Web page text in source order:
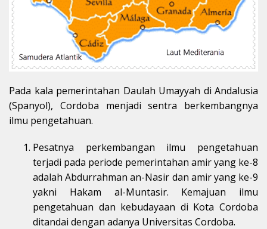
Pada kala pemerintahan Daulah Umayyah di Andalusia
(Spanyol), Cordoba menjadi sentra berkembangnya
ilmu pengetahuan.
Pesatnya perkembangan ilmu pengetahuan
terjadi pada periode pemerintahan amir yang ke-8
adalah Abdurrahman an-Nasir dan amir yang ke-9
yakni Hakam al-Muntasir. Kemajuan ilmu
pengetahuan dan kebudayaan di Kota Cordoba
ditandai dengan adanya Universitas Cordoba.